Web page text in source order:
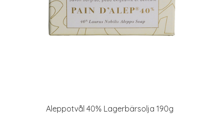
Aleppotvål 40% Lagerbärsolja 190g